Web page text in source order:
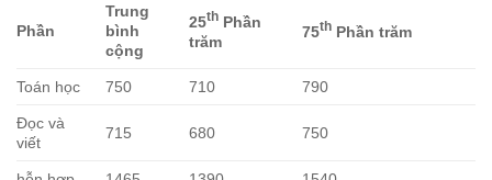
Phần
Trung
bình
cộng
25th Phần
trăm
75th Phần trăm
Toán học 750 710 790
Đọc và
viết
715 680 750